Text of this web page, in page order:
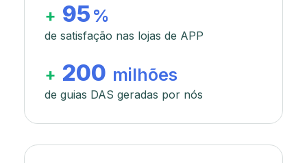
+ 95 %
de satisfação nas lojas de APP
+ 200 milhões
de guias DAS geradas por nós